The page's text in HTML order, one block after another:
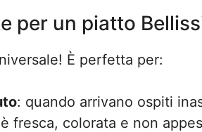
per un piatto
È perfetta per:
: quando arrivano ospiti
fresca, colorata e non